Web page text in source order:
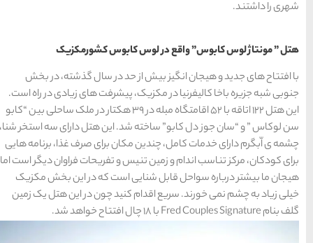
کشورمکزیک
در سال گذشته، در بخش
های زیادی در راه است.
122 اتاقه با 52 اقامتگاه مبله در 39 هکتار در ملک ساحلی بین “کابو
هتل دارای سه استخر شنا،
برای صرف غذا، برنامه هایی
تفریحات فراوان دیگر است اما
است که در این بخش مکزیک
چون در این هتل یک زمین
دسته بندی ها
آداب و رسوم(184)
اخبار(266)
انواع سفر(73)
ایرانگردی(1,270)
جهانگردی(692)